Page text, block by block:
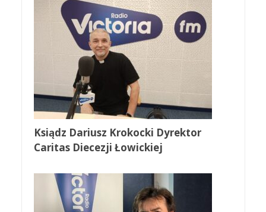
Ksiądz Dariusz Krokocki Dyrektor
Caritas Diecezji Łowickiej